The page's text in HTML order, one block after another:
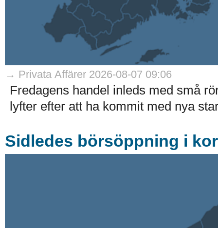
→ Privata Affärer 2026-08-07 09:06
Fredagens handel inleds med små
lyfter efter att ha kommit med nya
Sidledes börsöppning i